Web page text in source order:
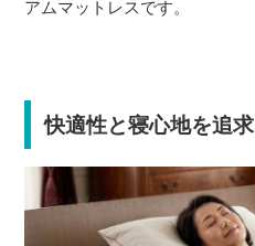
アムマットレスです。
快適性と寝心地を追求